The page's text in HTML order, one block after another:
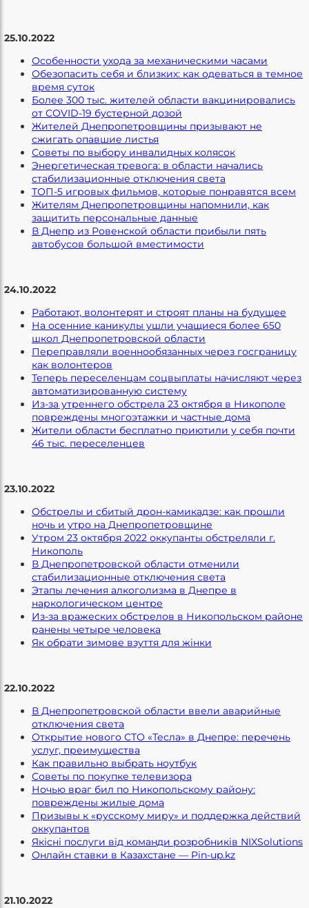
25.10.2022
Особенности ухода за механическими часами
Обезопасить себя и близких: как одеваться в темное
время суток
Более 300 тыс. жителей области вакцинировались
от COVID-19 бустерной дозой
Жителей Днепропетровщины призывают не
сжигать опавшие листья
Советы по выбору инвалидных колясок
Энергетическая тревога: в области начались
стабилизационные отключения света
ТОП-5 игровых фильмов, которые понравятся всем
Жителям Днепропетровщины напомнили, как
защитить персональные данные
В Днепр из Ровенской области прибыли пять
автобусов большой вместимости
24.10.2022
Работают, волонтерят и строят планы на будущее
На осенние каникулы ушли учащиеся более 650
школ Днепропетровской области
Переправляли военнообязанных через госграницу
как волонтеров
Теперь переселенцам соцвыплаты начисляют через
автоматизированную систему
Из-за утреннего обстрела 23 октября в Никополе
повреждены многоэтажки и частные дома
Жители области бесплатно приютили у себя почти
46 тыс. переселенцев
23.10.2022
Обстрелы и сбитый дрон-камикадзе: как прошли
ночь и утро на Днепропетровщине
Утром 23 октября 2022 оккупанты обстреляли г.
Никополь
В Днепропетровской области отменили
стабилизационные отключения света
Этапы лечения алкоголизма в Днепре в
наркологическом центре
Из-за вражеских обстрелов в Никопольском районе
ранены четыре человека
Як обрати зимове взуття для жiнки
22.10.2022
В Днепропетровской области ввели аварийные
отключения света
Открытие нового СТО «Тесла» в Днепре: перечень
услуг, преимущества
Как правильно выбрать ноутбук
Советы по покупке телевизора
Ночью враг бил по Никопольскому району:
повреждены жилые дома
Призывы к «русскому миру» и поддержка действий
оккупантов
Якісні послуги від команди розробників NIXSolutions
Онлайн ставки в Казахстане — Pin-up.kz
21.10.2022